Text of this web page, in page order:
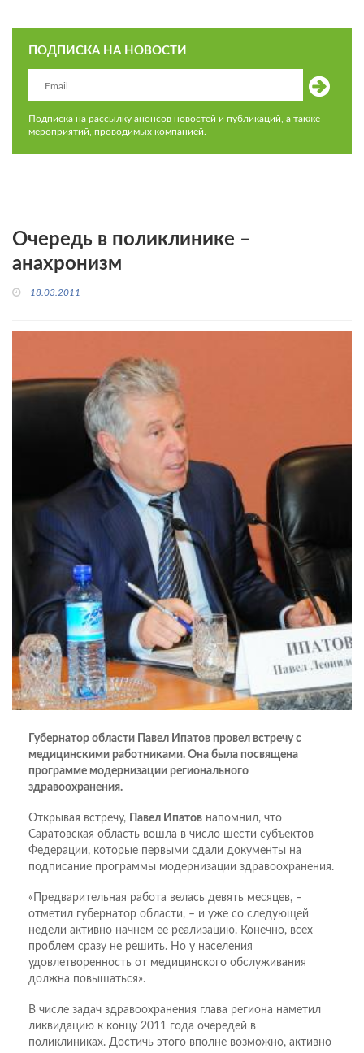
ПОДПИСКА НА НОВОСТИ
Подписка на рассылку анонсов новостей и публикаций, а также
мероприятий, проводимых компанией.
Очередь в поликлинике –
анахронизм
18.03.2011
Губернатор области Павел Ипатов провел встречу с
медицинскими работниками. Она была посвящена
программе модернизации регионального
здравоохранения.
Открывая встречу, Павел Ипатов напомнил, что
Саратовская область вошла в число шести субъектов
Федерации, которые первыми сдали документы на
подписание программы модернизации здравоохранения.
«Предварительная работа велась девять месяцев, –
отметил губернатор области, – и уже со следующей
недели активно начнем ее реализацию. Конечно, всех
проблем сразу не решить. Но у населения
удовлетворенность от медицинского обслуживания
должна повышаться».
В числе задач здравоохранения глава региона наметил
ликвидацию к концу 2011 года очередей в
поликлиниках. Достичь этого вполне возможно, активно